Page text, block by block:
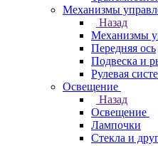
Механизмы
Назад
Механизмы
Передняя ось
Подвеска и
Рулевая
Освещение
Назад
Освещение
Лампочки
Стекла и